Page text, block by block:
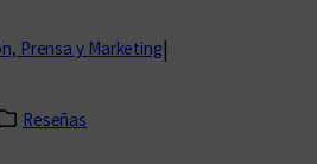
Prensa y Marketing|
Reseñas